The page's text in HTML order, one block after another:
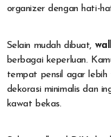
organizer dengan hati-
Selain mudah dibuat,
berbagai keperluan.
tempat pensil agar lebih
dekorasi minimalis dan
kawat bekas.